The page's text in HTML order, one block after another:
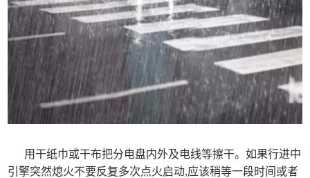
用干纸巾或干布把分电盘内外及电线等擦干。如果行进中
引擎突然熄火不要反复多次点火启动,应该稍等一段时间或者